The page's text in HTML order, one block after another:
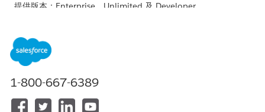
提供版本：Enterprise、Unlimited 及 Developer
適用於「回饋意見管理員 - Starter」和「回饋意見管理
- Growth」授權、Data Cloud 授權,以及下列其中一個
Tableau Next 授權:Tableau Next Creator、Tableau
Consumer。如需適用授權的完整清單,請參閱
1-800-667-6389